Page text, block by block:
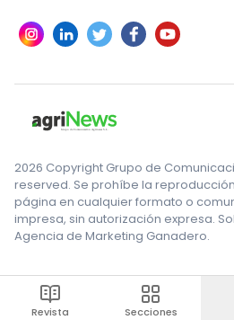
Revista Secciones
2026 Copyright Grupo de
reserved. Se prohíbe la
página en cualquier formato o
impresa, sin autorización expresa.
Agencia de Marketing Ganadero.